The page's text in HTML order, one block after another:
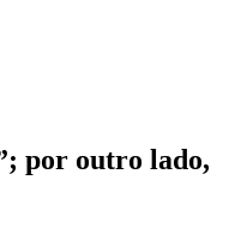
por outro lado,